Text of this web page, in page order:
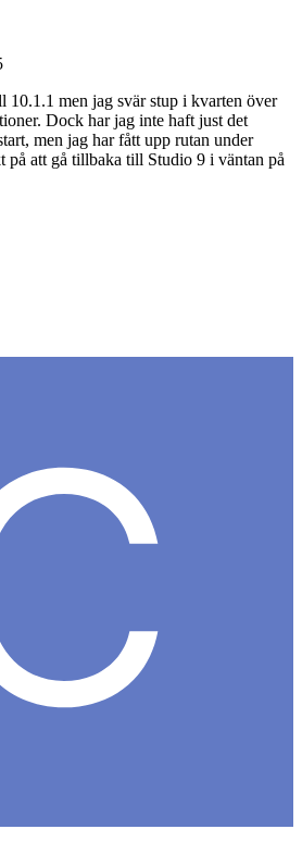
10.1.1 men jag svär stup i kvarten över
Dock har jag inte haft just det
men jag har fått upp rutan under
på att gå tillbaka till Studio 9 i väntan på